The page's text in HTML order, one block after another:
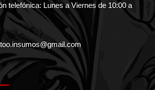
telefónica: Lunes a Viernes de 10:00 a